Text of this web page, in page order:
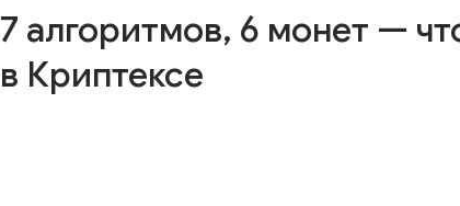
7 алгоритмов, 6 монет —
в Криптексе